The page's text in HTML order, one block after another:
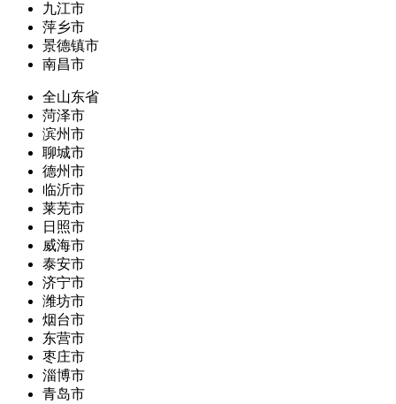
九江市
萍乡市
景德镇市
南昌市
全山东省
菏泽市
滨州市
聊城市
德州市
临沂市
莱芜市
日照市
威海市
泰安市
济宁市
潍坊市
烟台市
东营市
枣庄市
淄博市
青岛市